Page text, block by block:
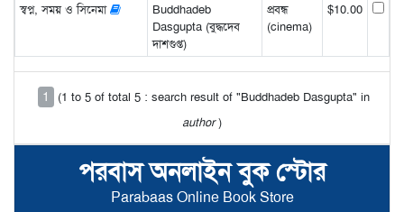
পরবাস অনলাইন বুক স্টোর
Parabaas Online Book Store
স্বপ্ন, সময় ও সিনেমা
Buddhadeb
Dasgupta (বুদ্ধদেব
দাশগুপ্ত)
প্রবন্ধ
(cinema)
$10.00
1
(1 to 5 of total 5 : search result of "Buddhadeb Dasgupta" in
author)